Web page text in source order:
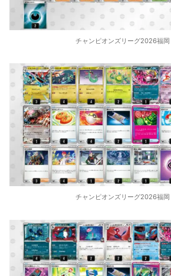
チャンピオンズリーグ2026福岡
チャンピオンズリーグ2026福岡